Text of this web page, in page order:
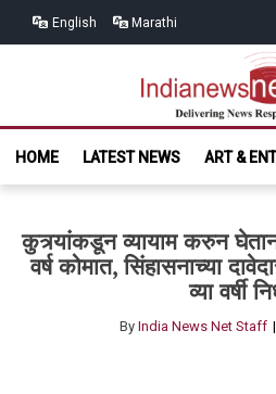
English Marathi
HOME
LATEST NEWS ART &
कुत्र्यांकडून व्यायाम करुन
वर्ष कोमात, सिंहासनाच्या
व्या वर्षी
By India News Net Staff